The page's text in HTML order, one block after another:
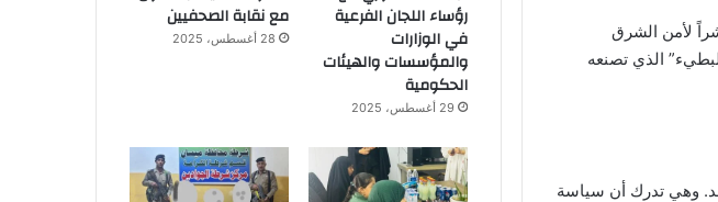
لأمن الشرق
الذي تصنعه
وهي تدرك أن سياسة
رؤساء اللجان الفرعية
في الوزارات
والمؤسسات والهيئات
الحكومية
29 أغسطس، 2025
مع نقابة الصحفيين
28 أغسطس، 2025